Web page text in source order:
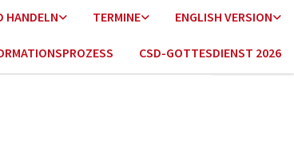
HANDELN TERMINE ENGLISH VERSION
CSD-GOTTESDIENST 2026